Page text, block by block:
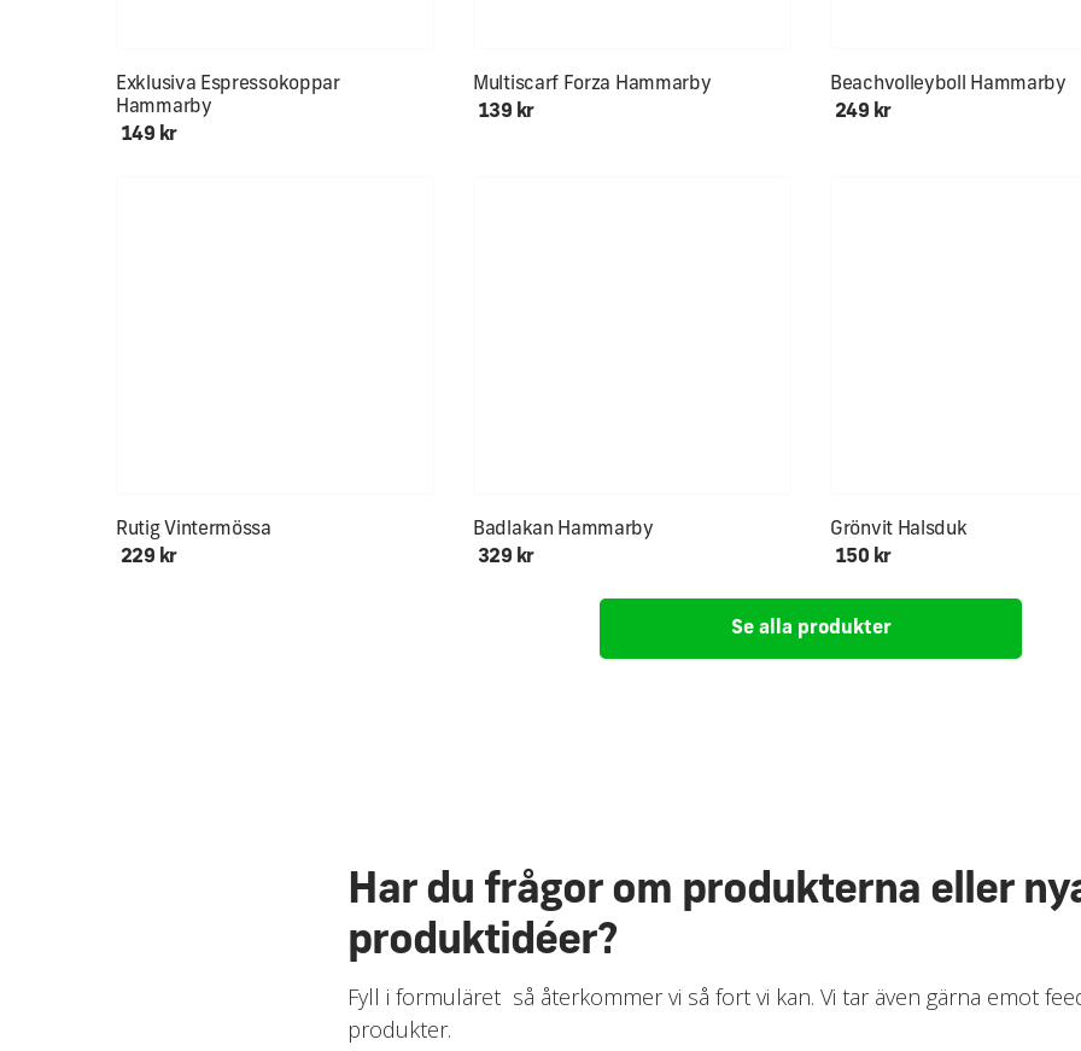
Exklusiva Espressokoppar
Hammarby
149 kr
Multiscarf Forza Hammarby
139 kr
Beachvolleyboll Hammarby
249 kr
Rutig Vintermössa
229 kr
Badlakan Hammarby
329 kr
Grönvit Halsduk
150 kr
Se alla produkter
Har du frågor om produkterna eller
produktidéer?
Fyll i formuläret så återkommer vi så fort vi kan. Vi tar även gärna emot
produkter.